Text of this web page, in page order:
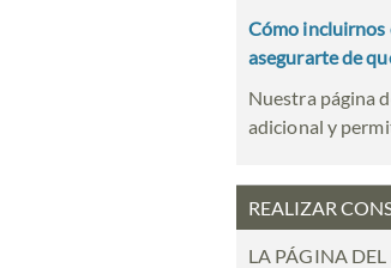
Cómo incluirnos
asegurarte de
Nuestra página
adicional y
REALIZAR
LA PÁGINA